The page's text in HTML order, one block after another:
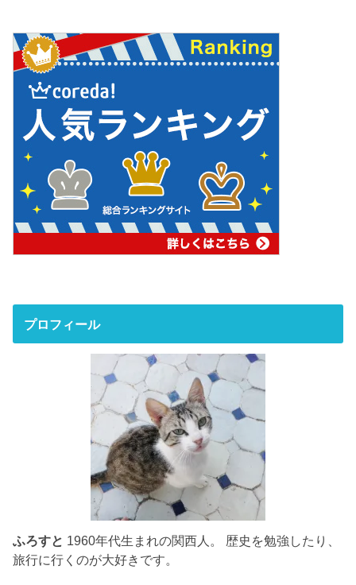
プロフィール
ふろすと 1960年代生まれの関西人。 歴史を勉強したり、
旅行に行くのが大好きです。